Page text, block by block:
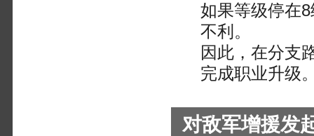
如果等级停在
不利。
因此，在分支
完成职业升级
对敌军增援发